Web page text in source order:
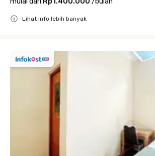
Lihat info lebih banyak